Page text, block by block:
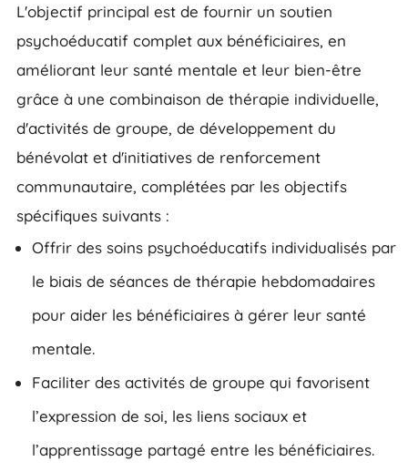
L'objectif principal est de fournir un soutien
psychoéducatif complet aux bénéficiaires, en
améliorant leur santé mentale et leur bien-être
grâce à une combinaison de thérapie individuelle,
d'activités de groupe, de développement du
bénévolat et d'initiatives de renforcement
communautaire, complétées par les objectifs
spécifiques suivants :
Offrir des soins psychoéducatifs individualisés par
le biais de séances de thérapie hebdomadaires
pour aider les bénéficiaires à gérer leur santé
mentale.
Faciliter des activités de groupe qui favorisent
l’expression de soi, les liens sociaux et
l’apprentissage partagé entre les bénéficiaires.